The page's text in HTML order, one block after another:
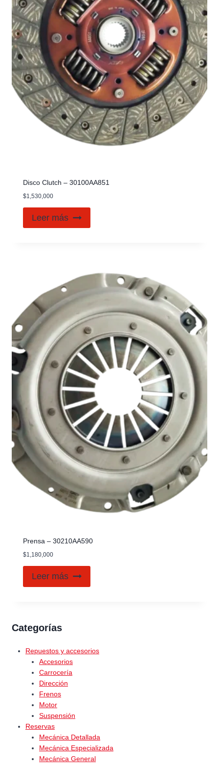
Disco Clutch – 30100AA851
$1,530,000
Leer más
Prensa – 30210AA590
$1,180,000
Leer más
Categorías
Repuestos y accesorios
Accesorios
Carrocería
Dirección
Frenos
Motor
Suspensión
Reservas
Mecánica Detallada
Mecánica Especializada
Mecánica General